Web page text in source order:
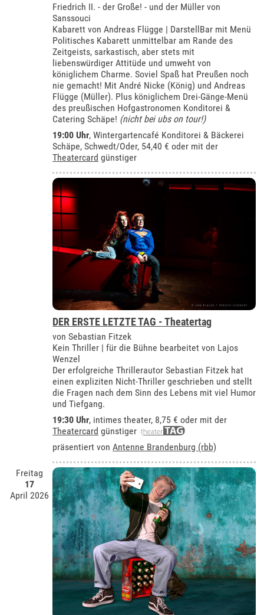
Friedrich II. - der Große! - und der Müller von
Sanssouci
Kabarett von Andreas Flügge | DarstellBar mit Menü
Politisches Kabarett unmittelbar am Rande des
Zeitgeists, sarkastisch, aber stets mit
liebenswürdiger Attitüde und umweht von
königlichem Charme. Soviel Spaß hat Preußen noch
nie gemacht! Mit André Nicke (König) und Andreas
Flügge (Müller). Plus königlichem Drei-Gänge-Menü
des preußischen Hofgastronomen Konditorei &
Catering Schäpe! (nicht bei ubs on tour!)
19:00 Uhr,Wintergartencafé Konditorei & Bäckerei
Schäpe, Schwedt/Oder, 54,40 € oder mit der
Theatercard günstiger
DER ERSTE LETZTE TAG - Theatertag
von Sebastian Fitzek
Kein Thriller | für die Bühne bearbeitet von Lajos
Wenzel
Der erfolgreiche Thrillerautor Sebastian Fitzek hat
einen expliziten Nicht-Thriller geschrieben und stellt
die Fragen nach dem Sinn des Lebens mit viel Humor
und Tiefgang.
19:30 Uhr, intimes theater, 8,75 € oder mit der
Theatercard günstiger
präsentiert vonAntenne Brandenburg (rbb)
Freitag
17
April 2026